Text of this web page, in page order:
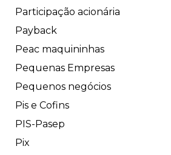
Participação acionária
Payback
Peac maquininhas
Pequenas Empresas
Pequenos negócios
Pis e Cofins
PIS-Pasep
Pix